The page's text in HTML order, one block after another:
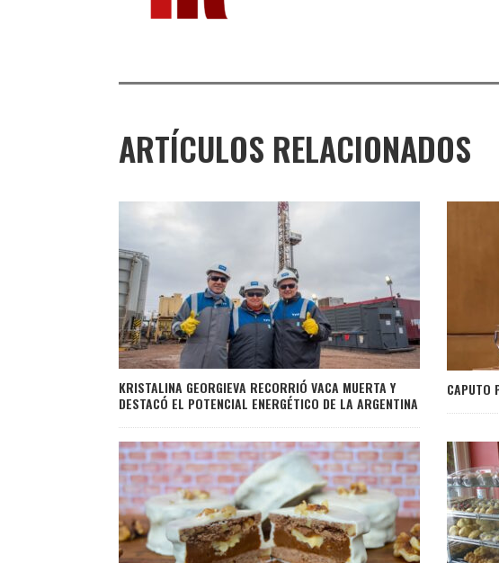
ARTÍCULOS RELACIONADOS
KRISTALINA GEORGIEVA RECORRIÓ VACA MUERTA Y
DESTACÓ EL POTENCIAL ENERGÉTICO DE LA ARGENTINA
CAPUTO